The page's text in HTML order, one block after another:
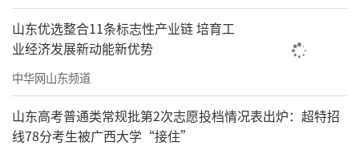
山东优选整合11条标志性产业链 培育工
业经济发展新动能新优势
中华网山东频道
山东高考普通类常规批第2次志愿投档情况表出炉：超特招
线78分考生被广西大学“接住”